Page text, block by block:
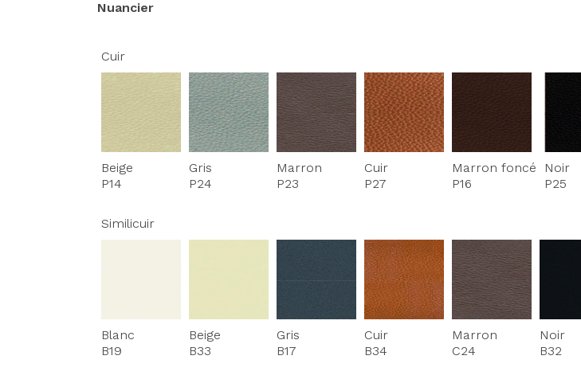
Axeptio consent
Nuancier
Cuir
Beige
P14
Gris
P24
Marron
P23
Cuir
P27
Marron foncé
P16
Noir
P25
Similicuir
Blanc
B19
Beige
B33
Gris
B17
Cuir
B34
Marron
C24
Noir
B32